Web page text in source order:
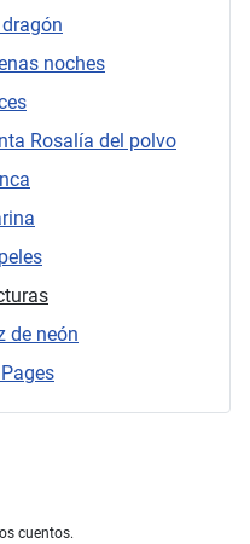
dragón
noches
Rosalía del polvo
de neón
cuentos.